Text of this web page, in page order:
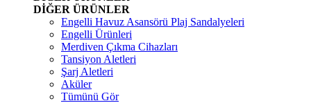
DİĞER ÜRÜNLER
Engelli Havuz Asansörü Plaj Sandalyeleri
Engelli Ürünleri
Merdiven Çıkma Cihazları
Tansiyon Aletleri
Şarj Aletleri
Aküler
Tümünü Gör